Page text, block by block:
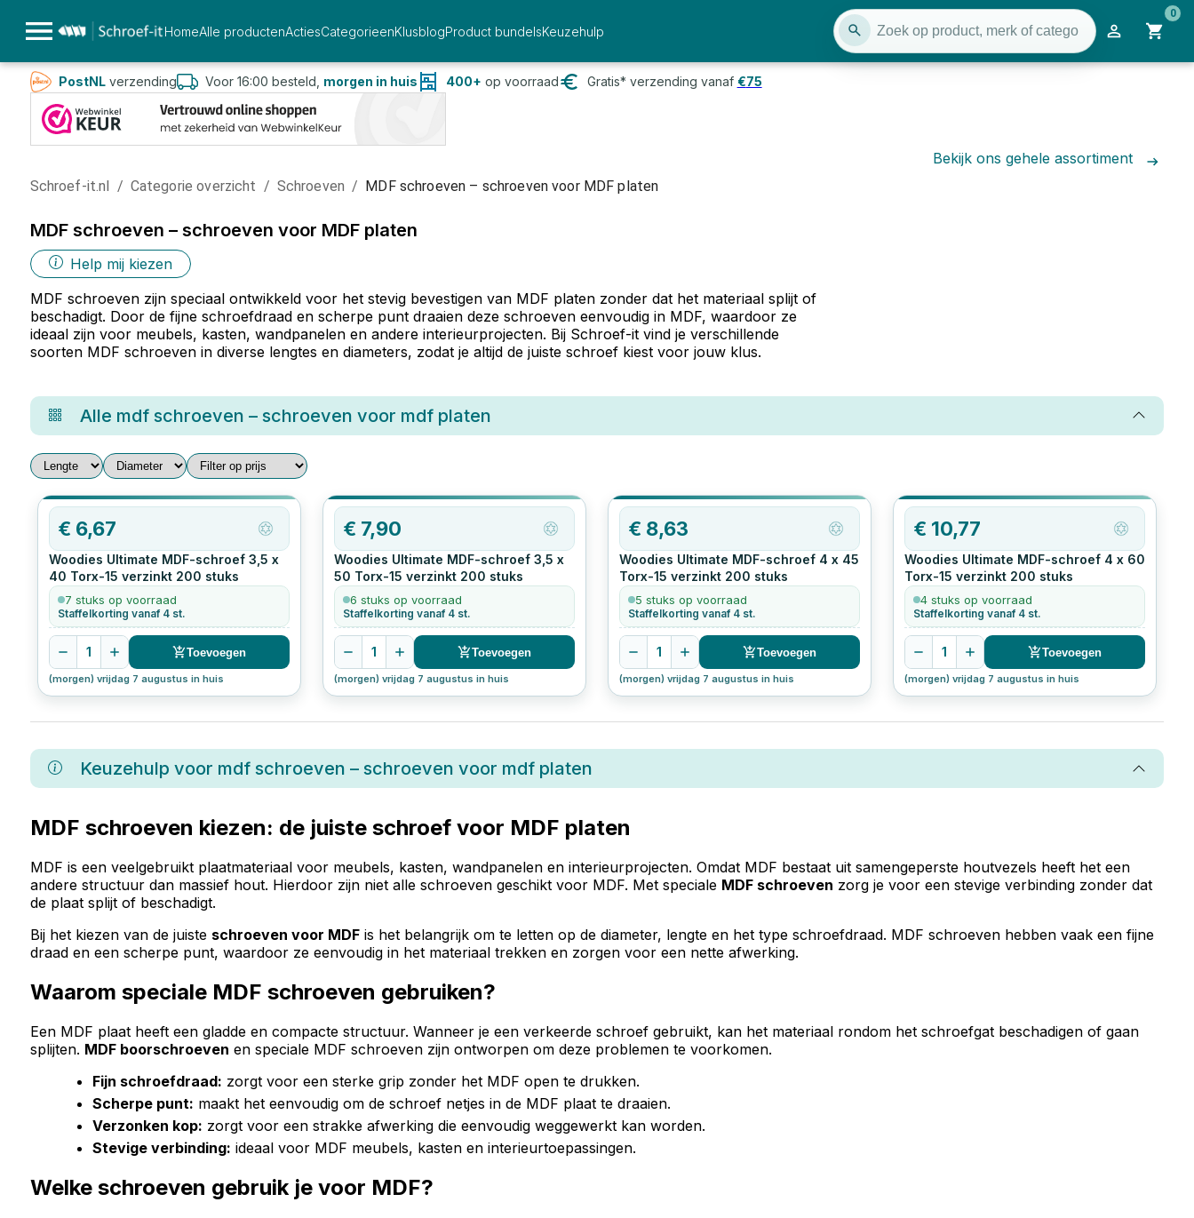
HomeAlle productenActiesCategorieenKlusblogProduct bundelsKeuzehulp
0
PostNLverzending Voor 16:00 besteld, morgen in huis 400+ op voorraad Gratis* verzending vanaf €75
Bekijk ons gehele assortiment
Schroef-it.nl / Categorie overzicht / Schroeven / MDF schroeven – schroeven voor MDF platen
MDF schroeven – schroeven voor MDF platen
Help mij kiezen
MDF schroeven zijn speciaal ontwikkeld voor het stevig bevestigen van MDF platen zonder dat het materiaal splijt of
beschadigt. Door de fijne schroefdraad en scherpe punt draaien deze schroeven eenvoudig in MDF, waardoor ze
ideaal zijn voor meubels, kasten, wandpanelen en andere interieurprojecten. Bij Schroef-it vind je verschillende
soorten MDF schroeven in diverse lengtes en diameters, zodat je altijd de juiste schroef kiest voor jouw klus.
Alle mdf schroeven – schroeven voor mdf platen
€ 6,67
Woodies Ultimate MDF-schroef 3,5 x
40 Torx-15 verzinkt 200 stuks
7 stuks op voorraad
Staffelkorting vanaf 4 st.
1 Toevoegen
(morgen) vrijdag 7 augustus in huis
€ 7,90
Woodies Ultimate MDF-schroef 3,5 x
50 Torx-15 verzinkt 200 stuks
6 stuks op voorraad
Staffelkorting vanaf 4 st.
1 Toevoegen
(morgen) vrijdag 7 augustus in huis
€ 8,63
Woodies Ultimate MDF-schroef 4 x 45
Torx-15 verzinkt 200 stuks
5 stuks op voorraad
Staffelkorting vanaf 4 st.
1 Toevoegen
(morgen) vrijdag 7 augustus in huis
€ 10,77
Woodies Ultimate MDF-schroef 4 x 60
Torx-15 verzinkt 200 stuks
4 stuks op voorraad
Staffelkorting vanaf 4 st.
1 Toevoegen
(morgen) vrijdag 7 augustus in huis
Keuzehulp voor mdf schroeven – schroeven voor mdf platen
MDF schroeven kiezen: de juiste schroef voor MDF platen
MDF is een veelgebruikt plaatmateriaal voor meubels, kasten, wandpanelen en interieurprojecten. Omdat MDF bestaat uit samengeperste houtvezels heeft het een
andere structuur dan massief hout. Hierdoor zijn niet alle schroeven geschikt voor MDF. Met speciale MDF schroeven zorg je voor een stevige verbinding zonder dat
de plaat splijt of beschadigt.
Bij het kiezen van de juiste schroeven voor MDFis het belangrijk om te letten op de diameter, lengte en het type schroefdraad. MDF schroeven hebben vaak een fijne
draad en een scherpe punt, waardoor ze eenvoudig in het materiaal trekken en zorgen voor een nette afwerking.
Waarom speciale MDF schroeven gebruiken?
Een MDF plaat heeft een gladde en compacte structuur. Wanneer je een verkeerde schroef gebruikt, kan het materiaal rondom het schroefgat beschadigen of gaan
splijten. MDF boorschroeven en speciale MDF schroeven zijn ontworpen om deze problemen te voorkomen.
Fijn schroefdraad: zorgt voor een sterke grip zonder het MDF open te drukken.
Scherpe punt: maakt het eenvoudig om de schroef netjes in de MDF plaat te draaien.
Verzonken kop: zorgt voor een strakke afwerking die eenvoudig weggewerkt kan worden.
Stevige verbinding: ideaal voor MDF meubels, kasten en interieurtoepassingen.
Welke schroeven gebruik je voor MDF?